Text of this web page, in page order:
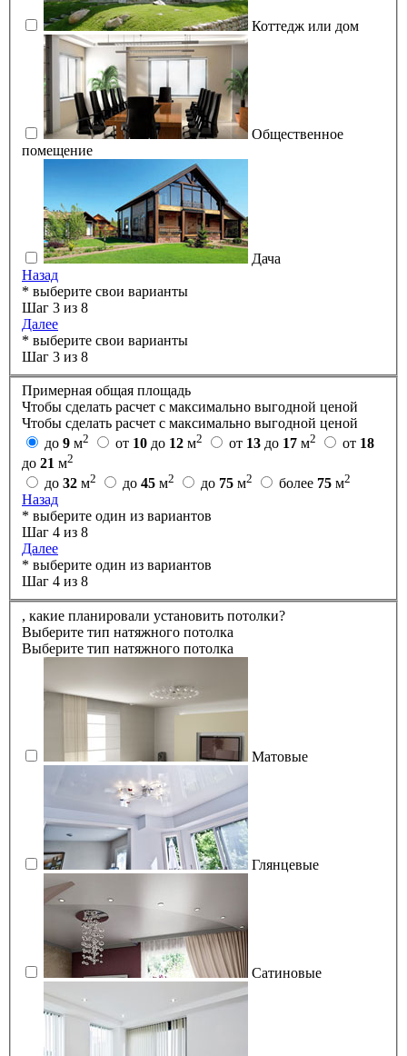
Коттедж или дом
Общественное
помещение
Дача
Назад
* выберите свои варианты
Шаг 3 из 8
Далее
* выберите свои варианты
Шаг 3 из 8
Примерная общая площадь
Чтобы сделать расчет с максимально выгодной ценой
Чтобы сделать расчет с максимально выгодной ценой
до 9 м2 от 10 до 12 м2 от 13 до 17 м2 от 18
до 21 м2
до 32 м2 до 45 м2 до 75 м2 более 75 м2
Назад
* выберите один из вариантов
Шаг 4 из 8
Далее
* выберите один из вариантов
Шаг 4 из 8
, какие планировали установить потолки?
Выберите тип натяжного потолка
Выберите тип натяжного потолка
Матовые
Глянцевые
Сатиновые